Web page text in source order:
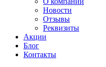
Новости
Отзывы
Реквизиты
Акции
Блог
Контакты